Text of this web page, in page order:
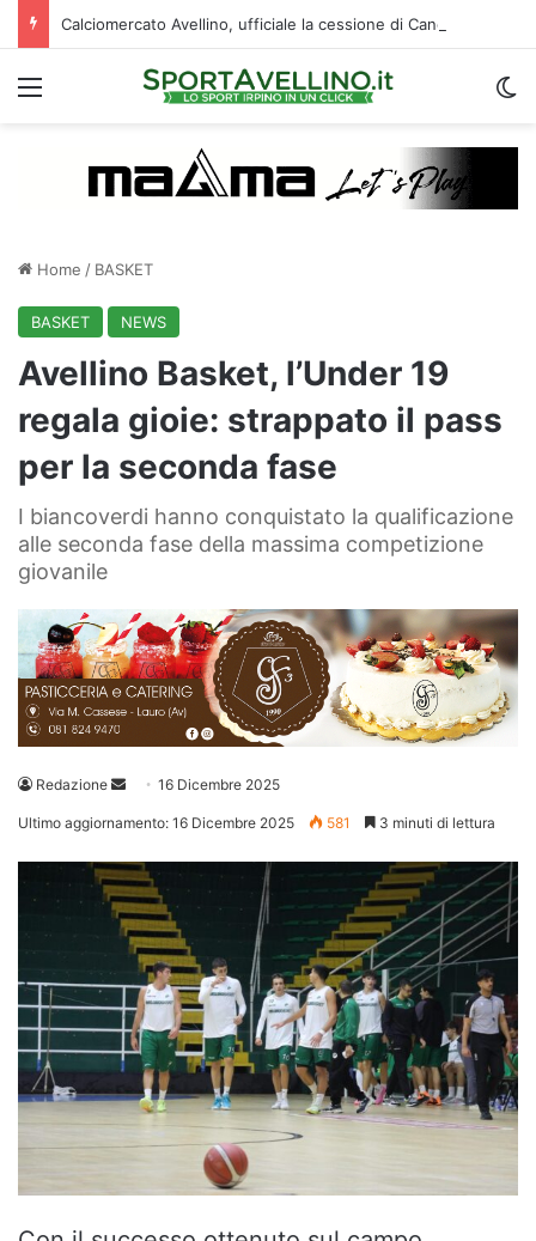
Menu
Home / BASKET
BASKET NEWS
Avellino Basket, l’Under 19
regala gioie: strappato il pass
per la seconda fase
I biancoverdi hanno conquistato la qualificazione
alle seconda fase della massima competizione
giovanile
Redazione
Invia 16 Dicembre 2025
Ultimo aggiornamento: 16 Dicembre 2025 581 3 minuti di lettura